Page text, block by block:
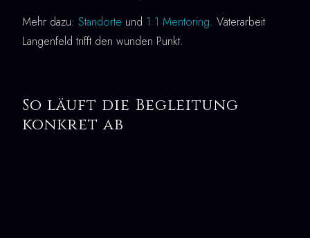
Mehr dazu: Standorte und 1:1 Mentoring. Väterarbeit
Langenfeld trifft den wunden Punkt.
So läuft die Begleitung
konkret ab